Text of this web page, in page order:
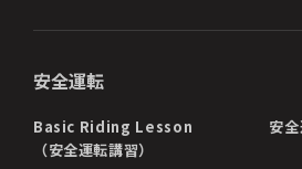
安全運転
Basic Riding Lesson
（安全運転講習）
安